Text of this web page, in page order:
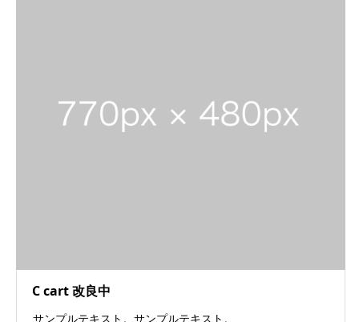
C cart 改良中
サンプルテキスト。サンプルテキスト。